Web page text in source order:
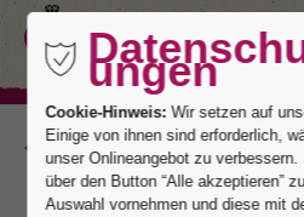
Zurück
ungen
Cookie-Hinweis: Wir setzen auf
Einige von ihnen sind erforderlich,
unser Onlineangebot zu
über den Button “Alle akzeptieren”
Auswahl vornehmen und diese mit